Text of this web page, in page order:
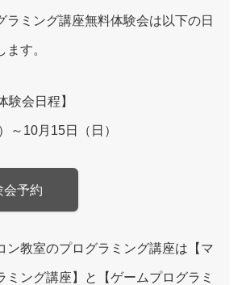
ラミング講座無料体験会は以下の日
す。
験会日程】
～10月15日（日）
会予約
ン教室のプログラミング講座は【マ
ミング講座】と【ゲームプログラミ